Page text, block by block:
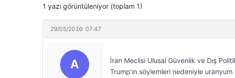
1 yazı görüntüleniyor (toplam 1)
29/05/2026: 07:47
A
İran Meclisi Ulusal Güvenlik ve Dış
Trump’ın söylemleri nedeniyle